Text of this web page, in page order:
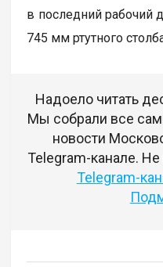
в последний рабочий
745 мм ртутного
Надоело читать
Мы собрали все
новости
Telegram-канале.
Telegram-